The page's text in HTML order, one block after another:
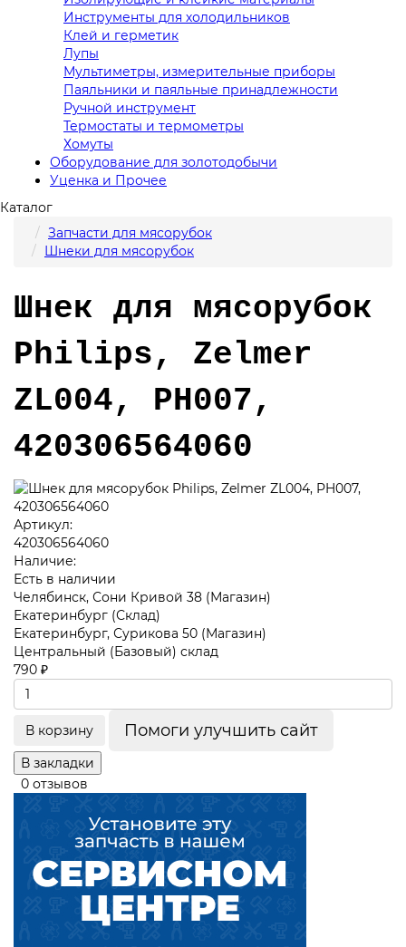
Инструменты для холодильников
Клей и герметик
Лупы
Мультиметры, измерительные приборы
Паяльники и паяльные принадлежности
Ручной инструмент
Термостаты и термометры
Хомуты
Оборудование для золотодобычи
Уценка и Прочее
Каталог
Запчасти для мясорубок
Шнеки для мясорубок
Шнек для мясорубок
Philips, Zelmer
ZL004, PH007,
420306564060
Артикул:
420306564060
Наличие:
Есть в наличии
Челябинск, Сони Кривой 38 (Магазин)
Екатеринбург (Склад)
Екатеринбург, Сурикова 50 (Магазин)
Центральный (Базовый) склад
790 ₽
В корзину Помоги улучшить сайт
В закладки
0 отзывов